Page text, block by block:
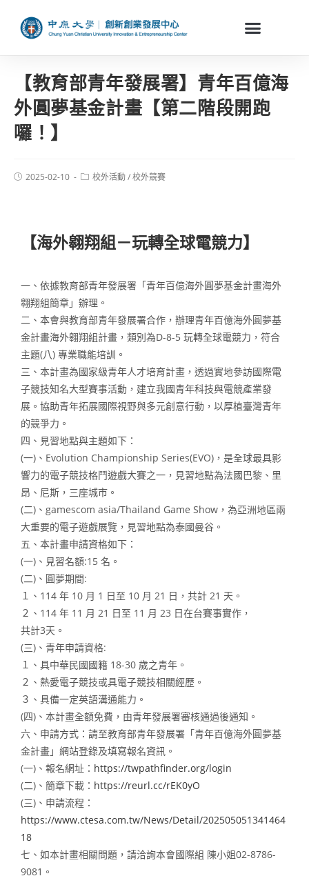
【教育部青年發展署】青年百億海
外圓夢基金計畫【第二階段開跑
囉！】
2025-02-10 校外活動/校外競賽
【海外翱翔組－玩轉全球電競力】
一、依據教育部青年發展署「青年百億海外圓夢基金計畫海外
翱翔組簡章」辦理。
二、本會與教育部青年發展署合作，辦理青年百億海外圓夢基
金計畫海外翱翔組計畫，類別為D-8-5 玩轉全球電競力，符合
主題(八) 專業職能培訓。
三、本計畫為國家級青年人才培育計畫，透過實地參訪國際電
子競技知名大型賽事活動，建立我國青年科技與電競產業發
展。協助青年拓展國際視野與多元創意行動，以厚植臺灣青年
的競爭力。
四、見習地點與主題如下：
(一)、Evolution Championship Series(EVO)，是全球最具影
響力的電子競技格鬥遊戲大賽之一，見習地點為法國巴黎、里
昂、尼斯，三座城市。
(二)、gamescom asia/Thailand Game Show，為亞洲地區兩
大重要的電子遊戲展覽，見習地點為泰國曼谷。
五、本計畫申請資格如下：
(一)、見習名額:15 名。
(二)、圓夢期間:
１、114 年 10 月 1 日至 10 月 21 日，共計 21 天。
２、114 年 11 月 21 日至 11 月 23 日在台賽事實作，
共計3天。
(三)、青年申請資格:
１、具中華民國國籍 18-30 歲之青年。
２、熱愛電子競技或具電子競技相關經歷。
３、具備一定英語溝通能力。
(四)、本計畫全額免費，由青年發展署審核通過後通知。
六、申請方式：請至教育部青年發展署「青年百億海外圓夢基
金計畫」網站登錄及填寫報名資訊。
(一)、報名網址： https://twpathfinder.org/login
(二)、簡章下載： https://reurl.cc/rEK0yO
(三)、申請流程：
https://www.ctesa.com.tw/News/Detail/202505051341464
18
七、如本計畫相關問題，請洽詢本會國際組 陳小姐02-8786-
9081。